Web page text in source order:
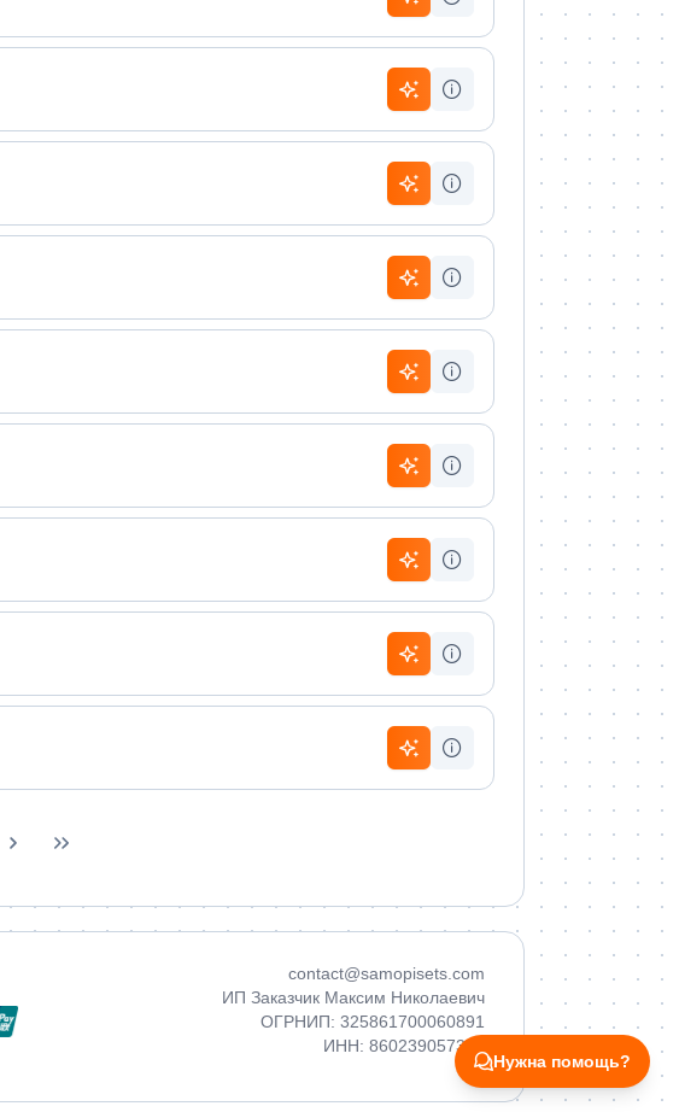
contact@samopisets.com
ИП Заказчик Максим Николаевич
ОГРНИП: 325861700060891
ИНН: 860239057380
Нужна помощь?